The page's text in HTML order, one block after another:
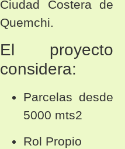
Ciudad Costera de
Quemchi.
El proyecto
considera:
Parcelas desde
5000 mts2
Rol Propio